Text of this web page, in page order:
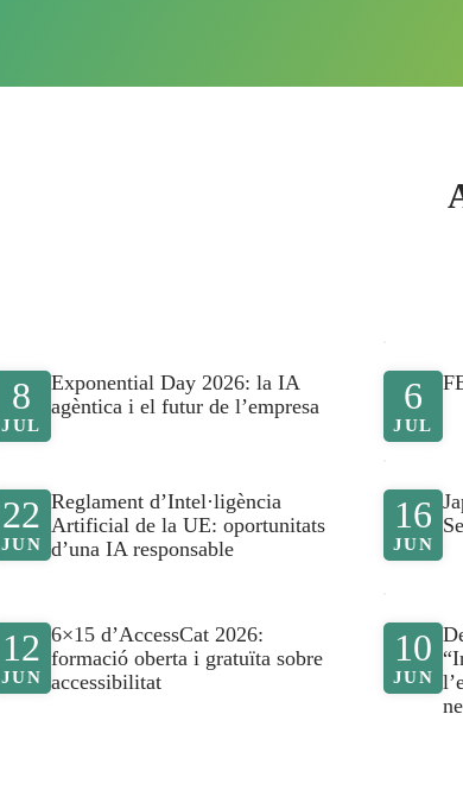
8
JUL
Exponential Day 2026: la IA
agèntica i el futur de l’empresa
6
JUL
22
JUN
Reglament d’Intel·ligència
Artificial de la UE: oportunitats
d’una IA responsable
16
JUN
12
JUN
6×15 d’AccessCat 2026:
formació oberta i gratuïta sobre
accessibilitat
10
JUN